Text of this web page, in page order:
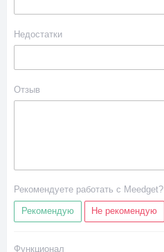
Недостатки
Отзыв
Рекомендуете работать с Meedget?
Рекомендую Не рекомендую
Функционал